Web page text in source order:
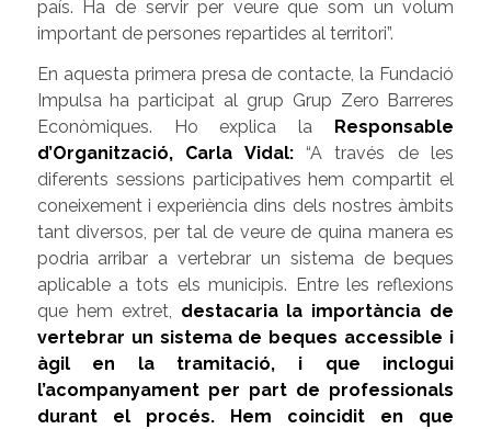
país. Ha de servir per veure que som un volum
important de persones repartides al territori”.
En aquesta primera presa de contacte, la Fundació
Impulsa ha participat al grup Grup Zero Barreres
Econòmiques. Ho explica la
Responsable
d’Organització, Carla Vidal:“A través de les
diferents sessions participatives hem compartit el
coneixement i experiència dins dels nostres àmbits
tant diversos, per tal de veure de quina manera es
podria arribar a vertebrar un sistema de beques
aplicable a tots els municipis. Entre les reflexions
que hem extret, destacaria la importància de
vertebrar un sistema de beques accessible i
àgil en la tramitació, i que inclogui
l’acompanyament per part de professionals
durant el procés. Hem coincidit en que